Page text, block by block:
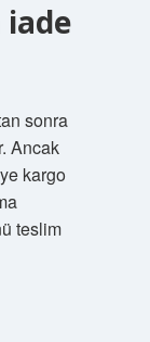
iade
sonra
Ancak
kargo
teslim